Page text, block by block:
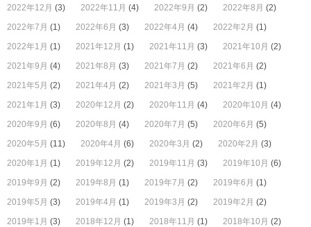
2022年12月 (3) 2022年11月 (4) 2022年9月 (2) 2022年8月 (2)
2022年7月 (1) 2022年6月 (3) 2022年4月 (4) 2022年2月 (1)
2022年1月 (1) 2021年12月 (1) 2021年11月 (3) 2021年10月 (2)
2021年9月 (4) 2021年8月 (3) 2021年7月 (2) 2021年6月 (2)
2021年5月 (2) 2021年4月 (2) 2021年3月 (5) 2021年2月 (1)
2021年1月 (3) 2020年12月 (2) 2020年11月 (4) 2020年10月 (4)
2020年9月 (6) 2020年8月 (4) 2020年7月 (5) 2020年6月 (5)
2020年5月 (11) 2020年4月 (6) 2020年3月 (2) 2020年2月 (3)
2020年1月 (1) 2019年12月 (2) 2019年11月 (3) 2019年10月 (6)
2019年9月 (2) 2019年8月 (1) 2019年7月 (2) 2019年6月 (1)
2019年5月 (3) 2019年4月 (1) 2019年3月 (2) 2019年2月 (2)
2019年1月 (3) 2018年12月 (1) 2018年11月 (1) 2018年10月 (2)